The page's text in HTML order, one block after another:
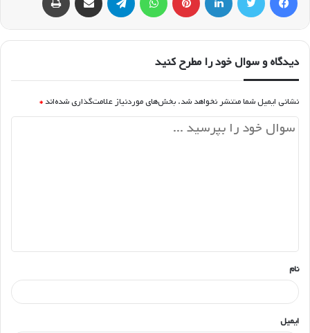
دیدگاه و سوال خود را مطرح کنید
نشانی ایمیل شما منتشر نخواهد شد. بخش‌های موردنیاز علامت‌گذاری شده‌اند *
*
نام
ایمیل